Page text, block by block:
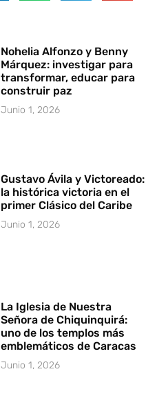
Nohelia Alfonzo y Benny
Márquez: investigar para
transformar, educar para
construir paz
Junio 1, 2026
Gustavo Ávila y Victoreado:
la histórica victoria en el
primer Clásico del Caribe
Junio 1, 2026
La Iglesia de Nuestra
Señora de Chiquinquirá:
uno de los templos más
emblemáticos de Caracas
Junio 1, 2026